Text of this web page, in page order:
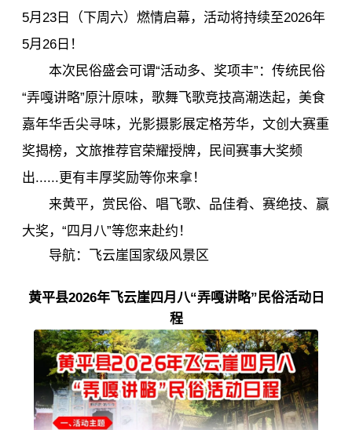
5月23日（下周六）燃情启幕，活动将持续至2026年
5月26日！
本次民俗盛会可谓“活动多、奖项丰”：传统民俗
“弄嘎讲略”原汁原味，歌舞飞歌竞技高潮迭起，美食
嘉年华舌尖寻味，光影摄影展定格芳华， 文创大赛重
奖揭榜，文旅推荐官荣耀授牌，民间赛事大奖频
出......更有丰厚奖励等你来拿！
来黄平，赏民俗、唱飞歌、品佳肴、赛绝技、赢
大奖，“四月八”等您来赴约！
导航：
飞云崖国家级风景区
黄平县2026年飞云崖四月八“弄嘎讲略”民俗活动日
程